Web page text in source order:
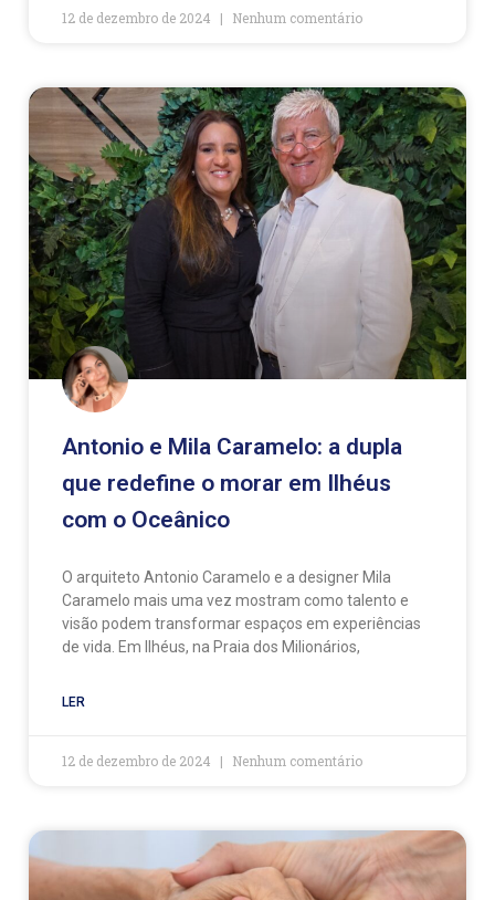
12 de dezembro de 2024 Nenhum comentário
Antonio e Mila Caramelo: a dupla
que redefine o morar em Ilhéus
com o Oceânico
O arquiteto Antonio Caramelo e a designer Mila
Caramelo mais uma vez mostram como talento e
visão podem transformar espaços em experiências
de vida. Em Ilhéus, na Praia dos Milionários,
LER
12 de dezembro de 2024 Nenhum comentário